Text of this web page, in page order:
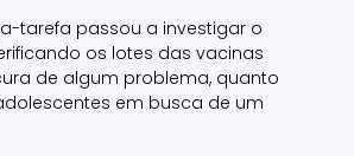
tarefa passou a investigar o
os lotes das vacinas
de algum problema, quanto
em busca de um